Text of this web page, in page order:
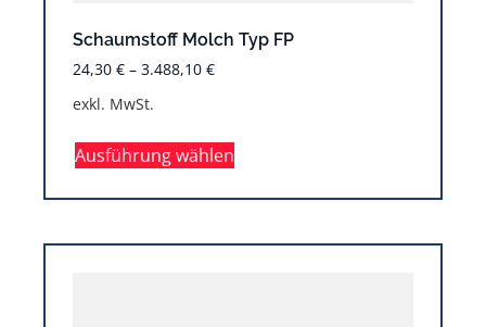
Schaumstoff Molch Typ FP
24,30 € – 3.488,10 €
exkl. MwSt.
Ausführung wählen